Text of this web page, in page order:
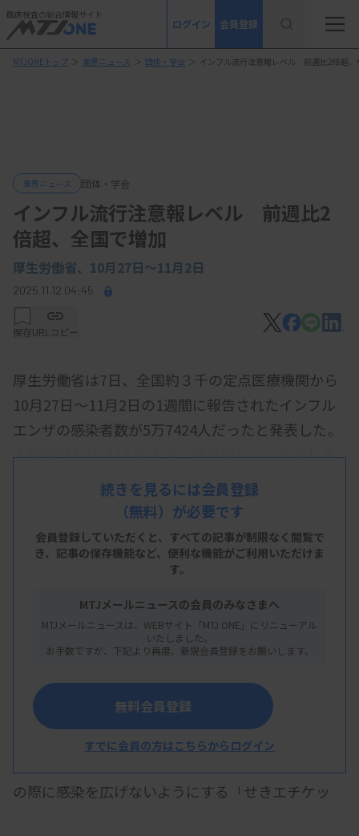
臨床検査の総合情報サイト
ログイン 会員登録
MTJONEトップ ＞ 業界ニュース ＞ 団体・学会 ＞ インフル流行注意報レベル 前週比2倍超、
業界ニュース 団体・学会
インフル流行注意報レベル 前週比2
倍超、全国で増加
厚生労働省、10月27日～11月2日
2025.11.12 04:45
保存URLコピー
厚生労働省は7日、全国約３千の定点医療機関から
10月27日～11月2日の1週間に報告されたインフル
エンザの感染者数が5万7424人だったと発表した。
１機関当たりは14.90人で、注意報レベルとされる
10人を上回った。前週比は2.37倍。全ての都道府県
昨季より1カ月程度早い10月3日に今季の流行入り
が発表されていた。1機関当たり10人を超えたのは
都道府県別で最も多かったのは宮城の28.58人で、
神奈川28.47人、埼玉27.91人と続いた。少なかった
休校や学年閉鎖、学級閉鎖となった小中高校は計
2161校だった。
の際に感染を広げないようにする「せきエチケッ
続きを見るには会員登録
（無料）が必要です
会員登録していただくと、すべての記事が制限なく閲覧で
き、 記事の保存機能など、便利な機能がご利用いただけま
す。
MTJメールニュースの会員のみなさまへ
MTJメールニュースは、WEBサイト「MTJ ONE」にリニューアル
いたしました。
お手数ですが、下記より再度、新規会員登録をお願いします。
無料会員登録
すでに会員の方はこちらからログイン